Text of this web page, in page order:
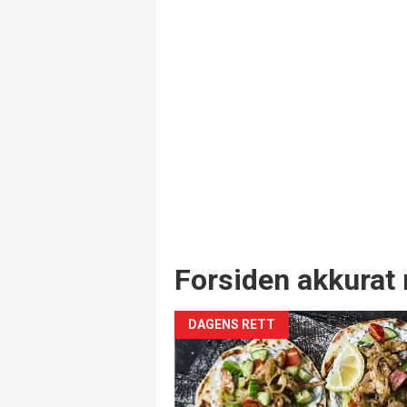
Forsiden akkurat
DAGENS RETT